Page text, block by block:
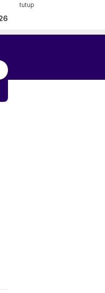
tutup
Arema 3-1,